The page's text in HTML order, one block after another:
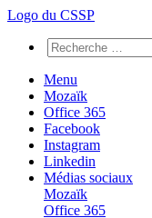
Logo du CSSP
Menu
Mozaïk
Office 365
Facebook
Instagram
Linkedin
Médias sociaux
Mozaïk
Office 365